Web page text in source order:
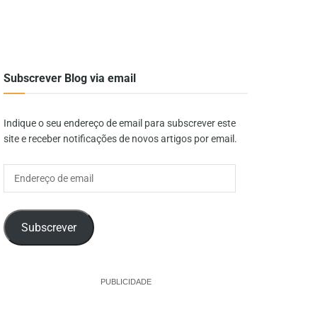
Subscrever Blog via email
Indique o seu endereço de email para subscrever este
site e receber notificações de novos artigos por email.
Subscrever
PUBLICIDADE